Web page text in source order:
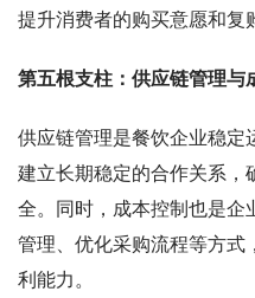
提升消费者的购买意愿和复
第五根支柱：供应链管理与
供应链管理是餐饮企业稳定
建立长期稳定的合作关系，
全。同时，成本控制也是企
管理、优化采购流程等方式
利能力。